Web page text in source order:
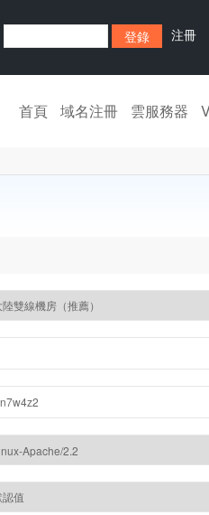
注冊
首頁 域名注冊 雲服務器